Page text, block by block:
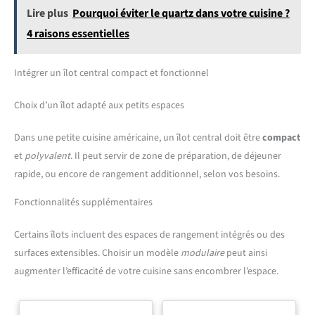
maintien sûr, parfait comme porte savon douche sans perçage ou
etagere douche sans percage
Lire plus Pourquoi éviter le quartz dans votre cuisine ?
4 raisons essentielles
Intégrer un îlot central compact et fonctionnel
Choix d’un îlot adapté aux petits espaces
Dans une petite cuisine américaine, un îlot central doit êtrecompact
etpolyvalent. Il peut servir de zone de préparation, de déjeuner
rapide, ou encore de rangement additionnel, selon vos besoins.
Fonctionnalités supplémentaires
Certains îlots incluent des espaces de rangement intégrés ou des
surfaces extensibles. Choisir un modèle modulairepeut ainsi
augmenter l’efficacité de votre cuisine sans encombrer l’espace.